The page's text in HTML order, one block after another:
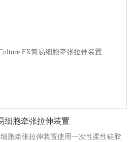
细胞牵张拉伸装置
胞牵张拉伸装置使用一次性柔性硅胶